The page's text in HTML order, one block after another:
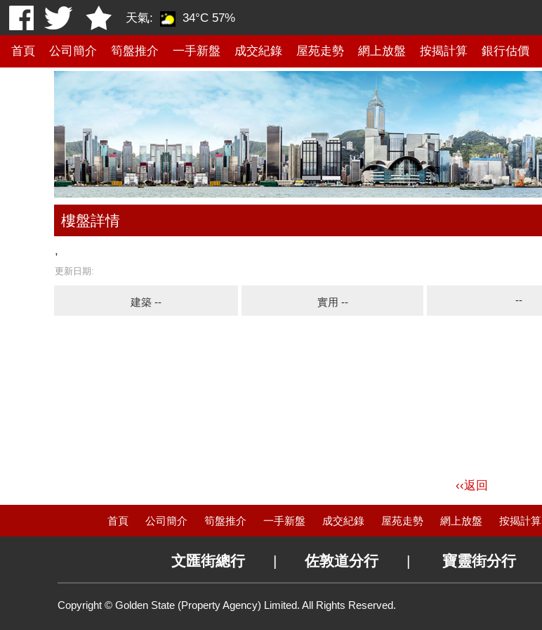
天氣: 34°C 57%
首頁 公司簡介 筍盤推介 一手新盤 成交紀錄 屋苑走勢 網上放盤 按揭計算 銀行估價
樓盤詳情
,
更新日期:
建築 -- 實用 -- --
‹‹返回
首頁 公司簡介 筍盤推介 一手新盤 成交紀錄 屋苑走勢 網上放盤 按揭計算
文匯街總行 | 佐敦道分行 | 寶靈街分行
Copyright © Golden State (Property Agency) Limited. All Rights Reserved.